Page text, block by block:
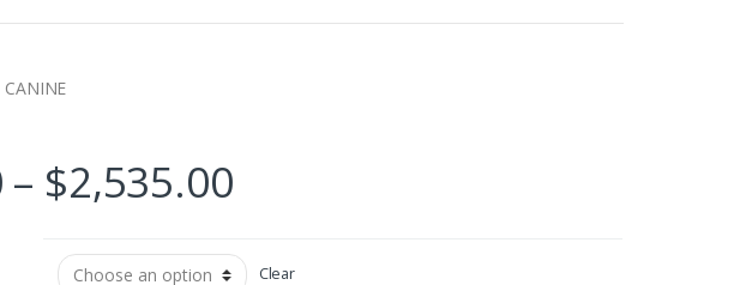
– $2,535.00
Clear